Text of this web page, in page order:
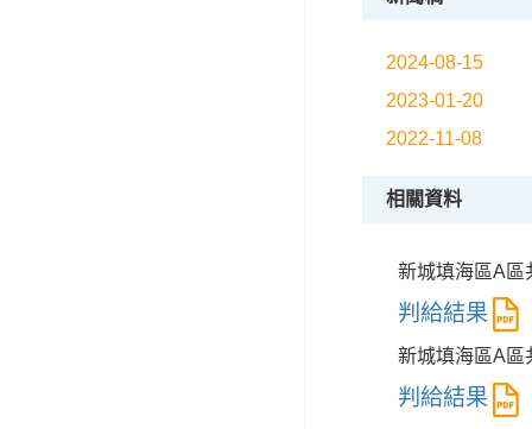
2024-08-15
2023-01-20
2022-11-08
相關資料
新城填海區A區
判給結果
新城填海區A區
判給結果